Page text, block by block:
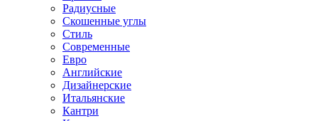
Радиусные
Скошенные углы
Стиль
Современные
Евро
Английские
Дизайнерские
Итальянские
Кантри